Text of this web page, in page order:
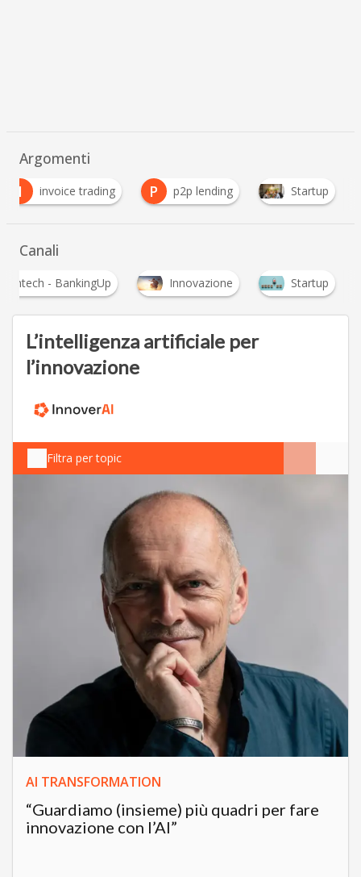
Argomenti
I
invoice trading P p2p lending Startup
Canali
Fintech - BankingUp Innovazione Startup
L’intelligenza artificiale per
l’innovazione
Filtra per topic
AI TRANSFORMATION
“Guardiamo (insieme) più quadri per fare
innovazione con l’AI”